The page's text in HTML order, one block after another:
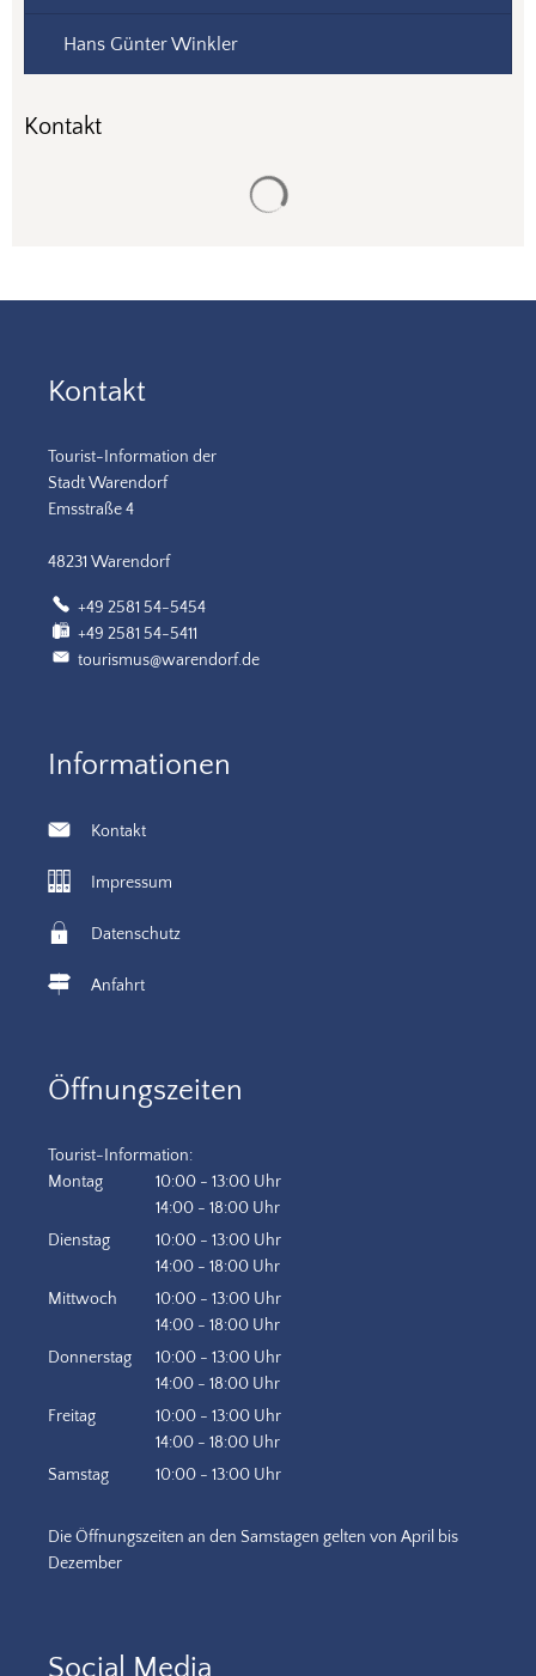
Hans Günter Winkler
Kontakt
Kontakt
Tourist-Information der
Stadt Warendorf
Emsstraße 4
48231 Warendorf
+49 2581 54-5454
+49 2581 54-5411
tourismus@warendorf.de
Informationen
Kontakt
Impressum
Datenschutz
Anfahrt
Öffnungszeiten
Tourist-Information:
Montag
10:00 - 13:00 Uhr
Von 10:00 bis 13:00 Uhr
14:00 - 18:00 Uhr
Von 14:00 bis 18:00 Uhr
Dienstag 10:00 - 13:00 Uhr
Von 10:00 bis 13:00 Uhr
14:00 - 18:00 Uhr
Von 14:00 bis 18:00 Uhr
Mittwoch 10:00 - 13:00 Uhr
Von 10:00 bis 13:00 Uhr
14:00 - 18:00 Uhr
Von 14:00 bis 18:00 Uhr
Donnerstag 10:00 - 13:00 Uhr
Von 10:00 bis 13:00 Uhr
14:00 - 18:00 Uhr
Von 14:00 bis 18:00 Uhr
Freitag 10:00 - 13:00 Uhr
Von 10:00 bis 13:00 Uhr
14:00 - 18:00 Uhr
Von 14:00 bis 18:00 Uhr
Samstag 10:00 - 13:00 Uhr
Die Öffnungszeiten an den Samstagen gelten von April bis
Dezember
Social Media